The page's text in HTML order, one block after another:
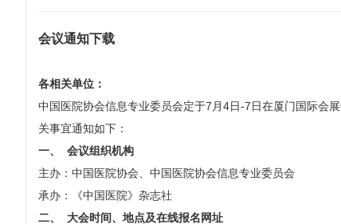
会议通知下载
各相关单位：
中国医院协会信息专业委员会定于7月4日-7日在厦门国际会
关事宜通知如下：
一、 会议组织机构
主办：中国医院协会、中国医院协会信息专业委员会
承办：《中国医院》杂志社
二、 大会时间、地点及在线报名网址